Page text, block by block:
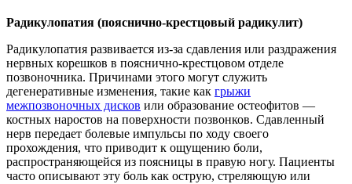
Радикулопатия (пояснично-крестцовый радикулит)
Радикулопатия развивается из-за сдавления или раздражения
нервных корешков в пояснично-крестцовом отделе
позвоночника. Причинами этого могут служить
дегенеративные изменения, такие как грыжи
межпозвоночных дисков или образование остеофитов —
костных наростов на поверхности позвонков. Сдавленный
нерв передает болевые импульсы по ходу своего
прохождения, что приводит к ощущению боли,
распространяющейся из поясницы в правую ногу. Пациенты
часто описывают эту боль как острую, стреляющую или